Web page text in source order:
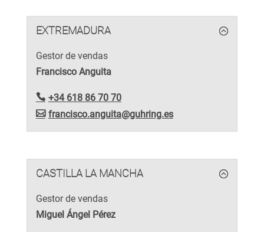
EXTREMADURA
Gestor de vendas
Francisco Anguita
+34 618 86 70 70
francisco.anguita@guhring.es
CASTILLA LA MANCHA
Gestor de vendas
Miguel Ángel Pérez